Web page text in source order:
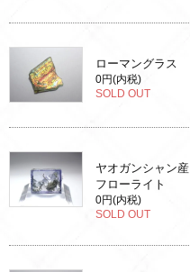
ローマングラス
0円(内税)
SOLD OUT
ヤオガンシャン産
フローライト
0円(内税)
SOLD OUT